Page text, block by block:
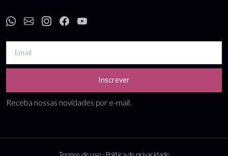
Inscrever
Receba nossas novidades por e-mail.